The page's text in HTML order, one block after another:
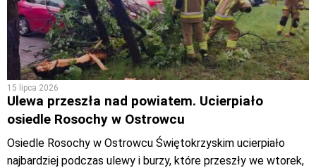
15 lipca 2026
Ulewa przeszła nad powiatem. Ucierpiało
osiedle Rosochy w Ostrowcu
Osiedle Rosochy w Ostrowcu Świętokrzyskim ucierpiało
najbardziej podczas ulewy i burzy, które przeszły we wtorek,